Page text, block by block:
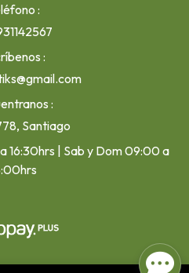
Santiago
16:30hrs | Sab y Dom 09:00 a